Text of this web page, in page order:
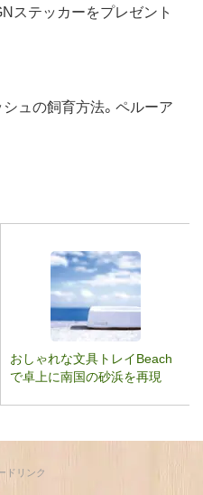
ステッカーをプレゼント
ュの飼育方法。ペルーア
おしゃれな文具トレイBeach
で卓上に南国の砂浜を再現
ドリンク